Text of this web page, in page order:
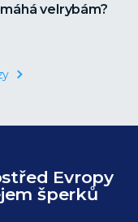
velrybám?
Evropy
šperků